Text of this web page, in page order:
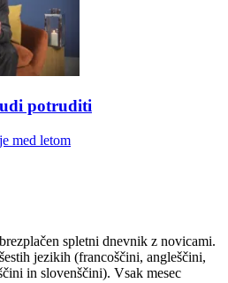
potruditi
med letom
spletni dnevnik z novicami.
jezikih (francoščini, angleščini,
in slovenščini). Vsak mesec